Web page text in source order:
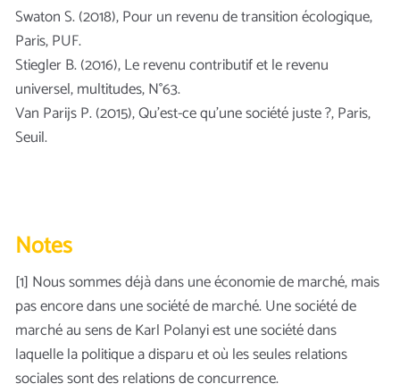
Swaton S. (2018), Pour un revenu de transition écologique,
Paris, PUF.
Stiegler B. (2016), Le revenu contributif et le revenu
universel, multitudes, N°63.
Van Parijs P. (2015), Qu’est-ce qu’une société juste ?, Paris,
Seuil.
Notes
[1] Nous sommes déjà dans une économie de marché, mais
pas encore dans une société de marché. Une société de
marché au sens de Karl Polanyi est une société dans
laquelle la politique a disparu et où les seules relations
sociales sont des relations de concurrence.